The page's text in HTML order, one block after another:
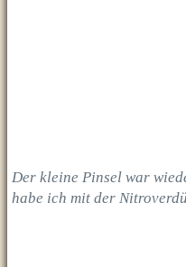
Der kleine Pinsel war
habe ich mit der